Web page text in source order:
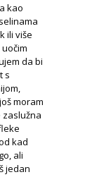
kao
ili više
da bi
s
moram
zaslužna
kad
ali
jedan